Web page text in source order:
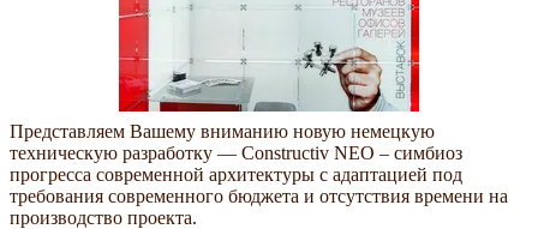
Представляем Вашему вниманию новую немецкую
техническую разработку — Constructiv NEO – симбиоз
прогресса современной архитектуры с адаптацией под
требования современного бюджета и отсутствия времени на
производство проекта.